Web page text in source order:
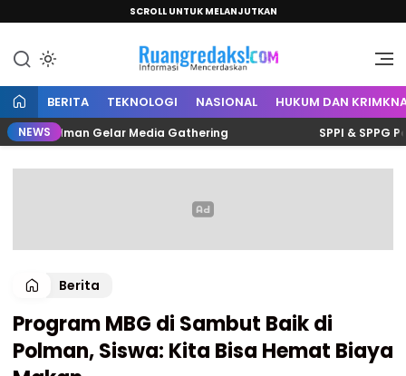
SCROLL UNTUK MELANJUTKAN
Ruang Redaksi
Informasi Mencerdaskan
BERITA TEKNOLOGI NASIONAL HUKUM DAN
NEWS
Polman Gelar Media Gathering SPPI & SPPG
Berita
Program MBG di Sambut Baik di
Polman, Siswa: Kita Bisa Hemat Biaya